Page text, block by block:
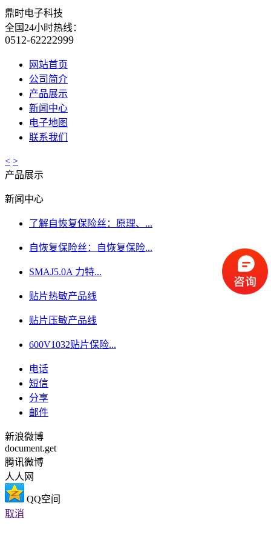
鼎时电子科技
全国24小时热线：
0512-62222999
网站首页
公司简介
产品展示
新闻中心
电子地图
联系我们
< >
产品展示
新闻中心
了解自恢复保险丝：原理、...
自恢复保险丝：自恢复保险...
SMAJ5.0A 力特...
贴片热敏产品线
贴片压敏产品线
600V1032贴片保险...
电话
短信
分享
邮件
新浪微博
document.get
腾讯微博
人人网
QQ空间
取消